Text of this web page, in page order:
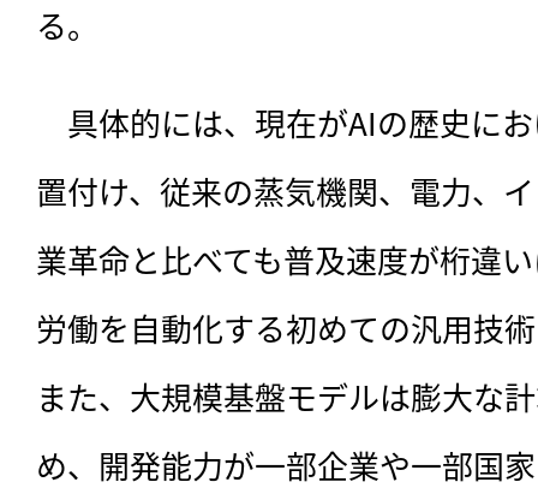
る。
具体的には、現在がAIの歴史に
置付け、従来の蒸気機関、電力、
業革命と比べても普及速度が桁違
労働を自動化する初めての汎用技
また、大規模基盤モデルは膨大な
め、開発能力が一部企業や一部国